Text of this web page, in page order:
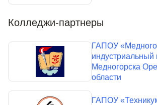
Колледжи-партнеры
ГАПОУ
индустриальный
Медногорска
области
ГАПОУ